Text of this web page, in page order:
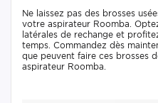
Ne laissez pas des brosses
votre aspirateur Roomba.
latérales de rechange et
temps. Commandez dès
que peuvent faire ces brosses
aspirateur Roomba.